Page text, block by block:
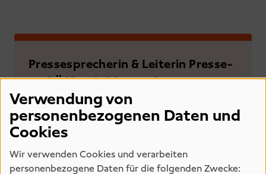
Pressesprecherin & Leiterin Presse-
und Öffentlichkeitsarbeit
Mira Forte
Telefon:
E-Mail:mira.forte@hamburger-
Verwendung von
personenbezogenen Daten und
Cookies
Wir verwenden Cookies und verarbeiten
personenbezogene Daten für die folgenden Zwecke: